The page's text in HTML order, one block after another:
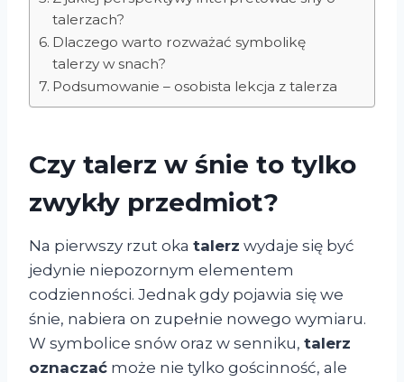
talerzach?
Dlaczego warto rozważać symbolikę
talerzy w snach?
Podsumowanie – osobista lekcja z talerza
Czy talerz w śnie to tylko
zwykły przedmiot?
Na pierwszy rzut oka talerz wydaje się być
jedynie niepozornym elementem
codzienności. Jednak gdy pojawia się we
śnie, nabiera on zupełnie nowego wymiaru.
W symbolice snów oraz w senniku, talerz
oznaczać może nie tylko gościnność, ale